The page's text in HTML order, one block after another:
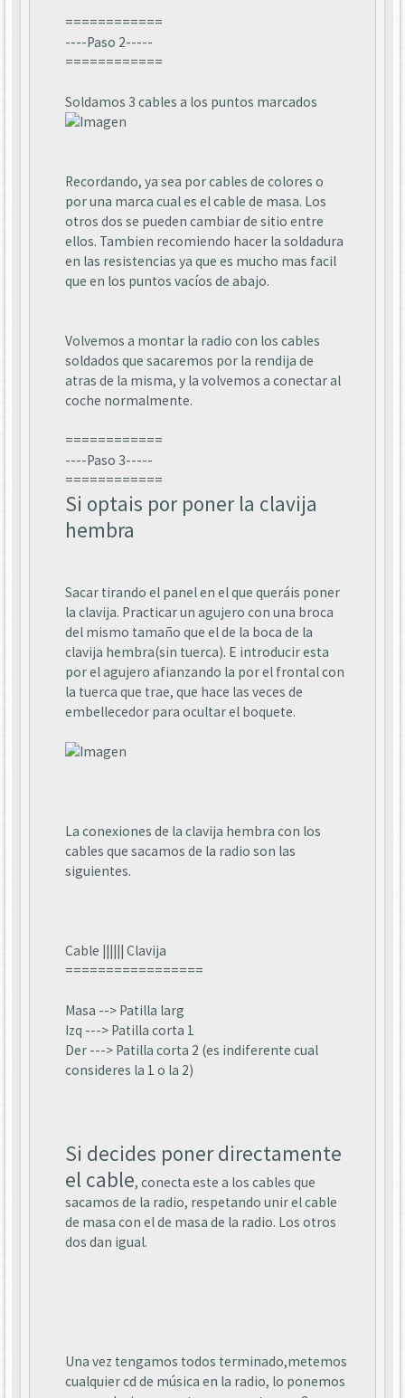
============
----Paso 2-----
============
Soldamos 3 cables a los puntos marcados
Recordando, ya sea por cables de colores o
por una marca cual es el cable de masa. Los
otros dos se pueden cambiar de sitio entre
ellos. Tambien recomiendo hacer la soldadura
en las resistencias ya que es mucho mas facil
que en los puntos vacíos de abajo.
Volvemos a montar la radio con los cables
soldados que sacaremos por la rendija de
atras de la misma, y la volvemos a conectar al
coche normalmente.
============
----Paso 3-----
============
Si optais por poner la clavija
hembra
Sacar tirando el panel en el que queráis poner
la clavija. Practicar un agujero con una broca
del mismo tamaño que el de la boca de la
clavija hembra(sin tuerca). E introducir esta
por el agujero afianzando la por el frontal con
la tuerca que trae, que hace las veces de
embellecedor para ocultar el boquete.
La conexiones de la clavija hembra con los
cables que sacamos de la radio son las
siguientes.
Cable |||||| Clavija
=================
Masa --> Patilla larg
Izq ---> Patilla corta 1
Der ---> Patilla corta 2 (es indiferente cual
consideres la 1 o la 2)
Si decides poner directamente
el cable, conecta este a los cables que
sacamos de la radio, respetando unir el cable
de masa con el de masa de la radio. Los otros
dos dan igual.
Una vez tengamos todos terminado,metemos
cualquier cd de música en la radio, lo ponemos